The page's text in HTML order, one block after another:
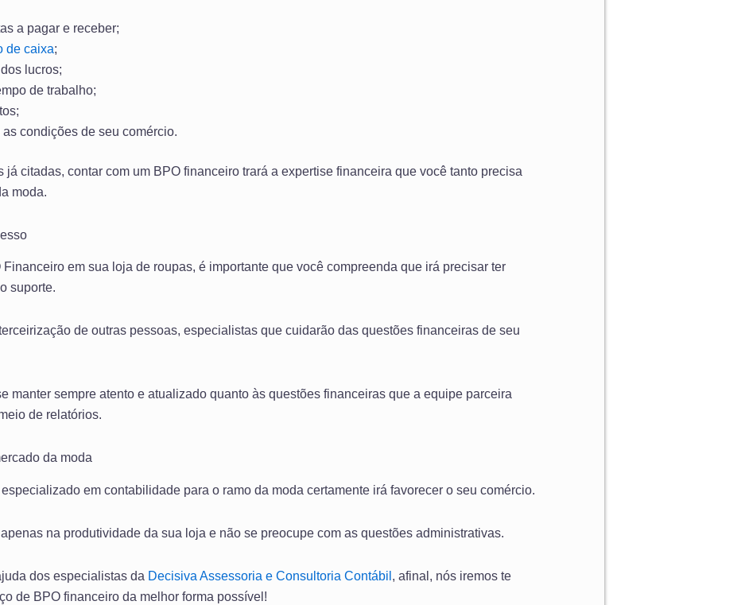
a pagar e receber;
de caixa;
lucros;
de trabalho;
condições de seu comércio.
já citadas, contar com um BPO financeiro trará a expertise financeira que você tanto precisa
moda.
em sua loja de roupas, é importante que você compreenda que irá precisar ter
suporte.
de outras pessoas, especialistas que cuidarão das questões financeiras de seu
manter sempre atento e atualizado quanto às questões financeiras que a equipe parceira
de relatórios.
da moda
em contabilidade para o ramo da moda certamente irá favorecer o seu comércio.
na produtividade da sua loja e não se preocupe com as questões administrativas.
dos especialistas da Decisiva Assessoria e Consultoria Contábil , afinal, nós iremos te
de BPO financeiro da melhor forma possível!